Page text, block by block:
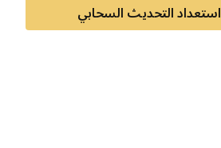
استعداد التحديث السحابي